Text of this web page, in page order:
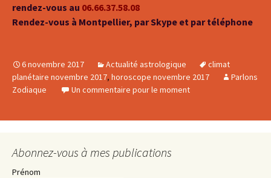
rendez-vous au 06.66.37.58.08
Rendez-vous à Montpellier, par Skype et par téléphone
6 novembre 2017 Actualité astrologique
climat
planétaire novembre 2017, horoscope novembre 2017
Parlons
Zodiaque
Un commentaire pour le moment
Abonnez-vous à mes publications
Prénom